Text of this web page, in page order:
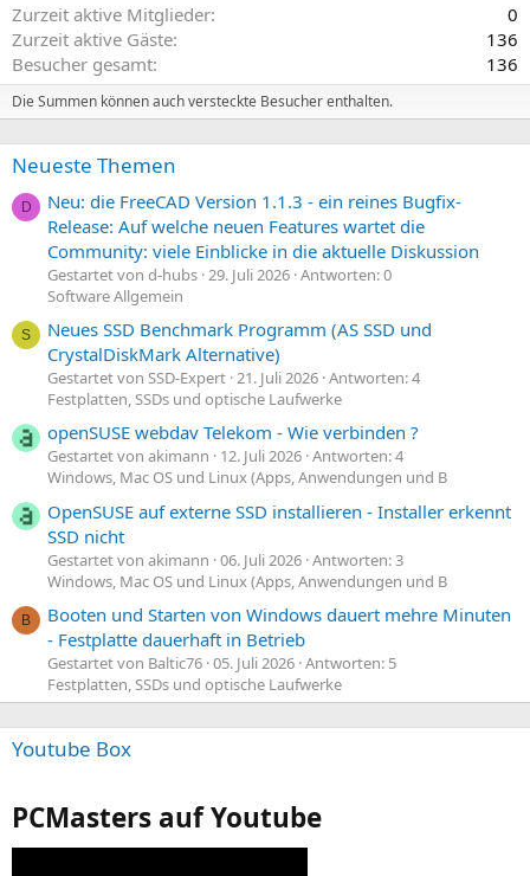
Zurzeit aktive Mitglieder
0
Zurzeit aktive Gäste
136
Besucher gesamt
136
Die Summen können auch versteckte Besucher enthalten.
Neueste Themen
D
Neu: die FreeCAD Version 1.1.3 - ein reines Bugfix-
Release: Auf welche neuen Features wartet die
Community: viele Einblicke in die aktuelle Diskussion
Gestartet von d-hubs 29. Juli 2026 Antworten: 0
Software Allgemein
S
Neues SSD Benchmark Programm (AS SSD und
CrystalDiskMark Alternative)
Gestartet von SSD-Expert 21. Juli 2026 Antworten: 4
Festplatten, SSDs und optische Laufwerke
openSUSE webdav Telekom - Wie verbinden ?
Gestartet von akimann 12. Juli 2026 Antworten: 4
Windows, Mac OS und Linux (Apps, Anwendungen und B
OpenSUSE auf externe SSD installieren - Installer erkennt
SSD nicht
Gestartet von akimann 06. Juli 2026 Antworten: 3
Windows, Mac OS und Linux (Apps, Anwendungen und B
B
Booten und Starten von Windows dauert mehre Minuten
- Festplatte dauerhaft in Betrieb
Gestartet von Baltic76 05. Juli 2026 Antworten: 5
Festplatten, SSDs und optische Laufwerke
Youtube Box
PCMasters auf Youtube